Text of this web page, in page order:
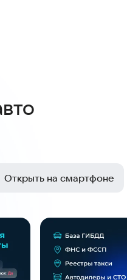
Открыть на смартфоне